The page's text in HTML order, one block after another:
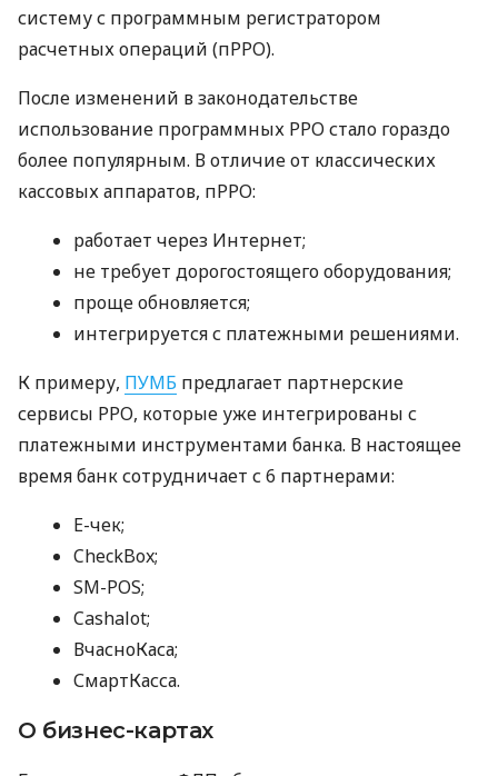
систему с программным регистратором
расчетных операций (пРРО).
После изменений в законодательстве
использование программных РРО стало гораздо
более популярным. В отличие от классических
кассовых аппаратов, пРРО:
работает через Интернет;
не требует дорогостоящего оборудования;
проще обновляется;
интегрируется с платежными решениями.
К примеру, ПУМБ предлагает партнерские
сервисы РРО, которые уже интегрированы с
платежными инструментами банка. В настоящее
время банк сотрудничает с 6 партнерами:
E-чек;
CheckBox;
SM-POS;
Cashalot;
ВчасноКаса;
СмартКасса.
О бизнес-картах